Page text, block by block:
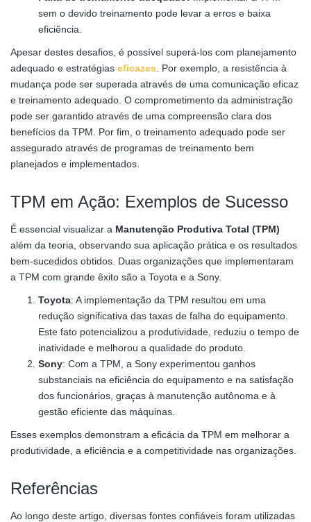
sem o devido treinamento pode levar a erros e baixa
eficiência.
Apesar destes desafios, é possível superá-los com planejamento
adequado e estratégias eficazes . Por exemplo, a resistência à
mudança pode ser superada através de uma comunicação eficaz
e treinamento adequado. O comprometimento da administração
pode ser garantido através de uma compreensão clara dos
benefícios da TPM. Por fim, o treinamento adequado pode ser
assegurado através de programas de treinamento bem
planejados e implementados.
TPM em Ação: Exemplos de Sucesso
É essencial visualizar a Manutenção Produtiva Total (TPM)
além da teoria, observando sua aplicação prática e os resultados
bem-sucedidos obtidos. Duas organizações que implementaram
a TPM com grande êxito são a Toyota e a Sony.
Toyota: A implementação da TPM resultou em uma
redução significativa das taxas de falha do equipamento.
Este fato potencializou a produtividade, reduziu o tempo de
inatividade e melhorou a qualidade do produto.
Sony: Com a TPM, a Sony experimentou ganhos
substanciais na eficiência do equipamento e na satisfação
dos funcionários, graças à manutenção autônoma e à
gestão eficiente das máquinas.
Esses exemplos demonstram a eficácia da TPM em melhorar a
produtividade, a eficiência e a competitividade nas organizações.
Referências
Ao longo deste artigo, diversas fontes confiáveis foram utilizadas